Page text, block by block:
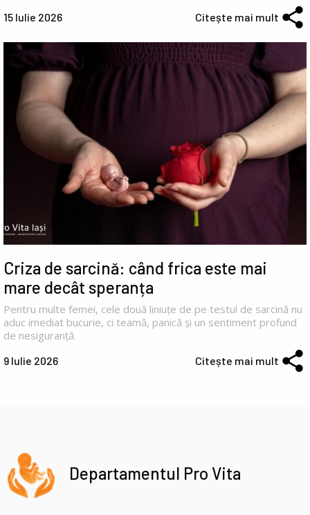
15 Iulie 2026 Citește mai mult
Criza de sarcină: când frica este mai
mare decât speranța
Pentru multe femei, cele două liniuțe de pe testul de sarcină nu
aduc imediat bucurie, ci teamă, panică și un sentiment profund
de nesiguranță.
9 Iulie 2026 Citește mai mult
Departamentul Pro Vita